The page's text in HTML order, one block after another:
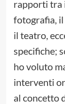
rapporti tra
fotografia, il
il teatro,
specifiche;
ho voluto
interventi
al concetto